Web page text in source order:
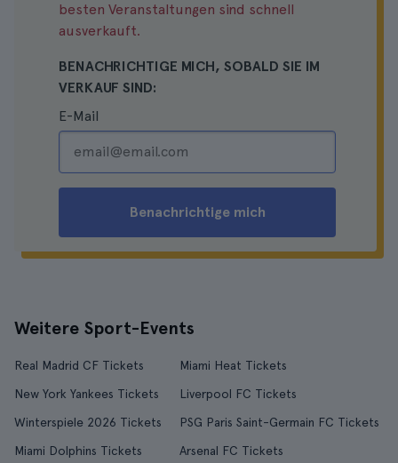
besten Veranstaltungen sind schnell
ausverkauft.
BENACHRICHTIGE MICH, SOBALD SIE IM
VERKAUF SIND:
E-Mail
Benachrichtige mich
Weitere Sport-Events
Real Madrid CF Tickets
Miami Heat Tickets
New York Yankees Tickets
Liverpool FC Tickets
Winterspiele 2026 Tickets
PSG Paris Saint-Germain FC Tickets
Miami Dolphins Tickets
Arsenal FC Tickets